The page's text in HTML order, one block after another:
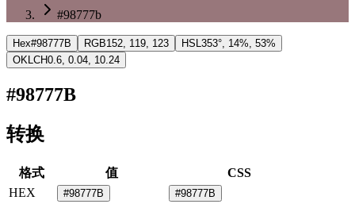
#98777b
Hex#98777B RGB152, 119, 123 HSL353°, 14%, 53%
OKLCH0.6, 0.04, 10.24
#98777B
转换
格式 值
CSS
HEX
#98777B #98777B